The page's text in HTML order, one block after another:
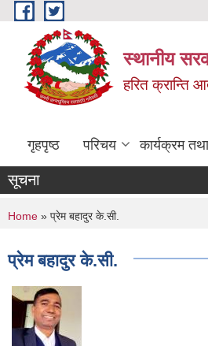
Skip to main content
स्थानीय
हरित क्रान्ति
गृहपृष्ठ परिचय कार्यक्रम
सूचना
You are here
Home » प्रेम बहादुर के.सी.
प्रेम बहादुर के.सी.